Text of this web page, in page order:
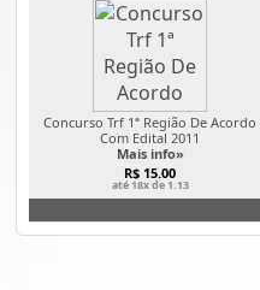
Concurso Trf 1ª Região De Acordo
Com Edital 2011
Mais info»
R$ 15.00
até 18x de 1.13